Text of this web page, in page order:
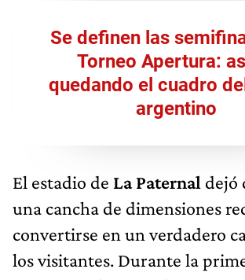
Se definen las
Torneo Apertura:
quedando el cuadro
argentino
El estadio de La Paternal dejó
una cancha de dimensiones
convertirse en un verdadero
los visitantes. Durante la